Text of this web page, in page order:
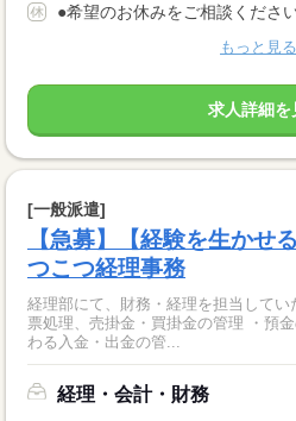
●希望のお休みをご相談くださ
もっと見る
求人詳細を
[一般派遣]
【急募】【経験を生かせ
つこつ経理事務
経理部にて、財務・経理を担当して
票処理、売掛金・買掛金の管理 ・預
わる入金・出金の管...
経理・会計・財務